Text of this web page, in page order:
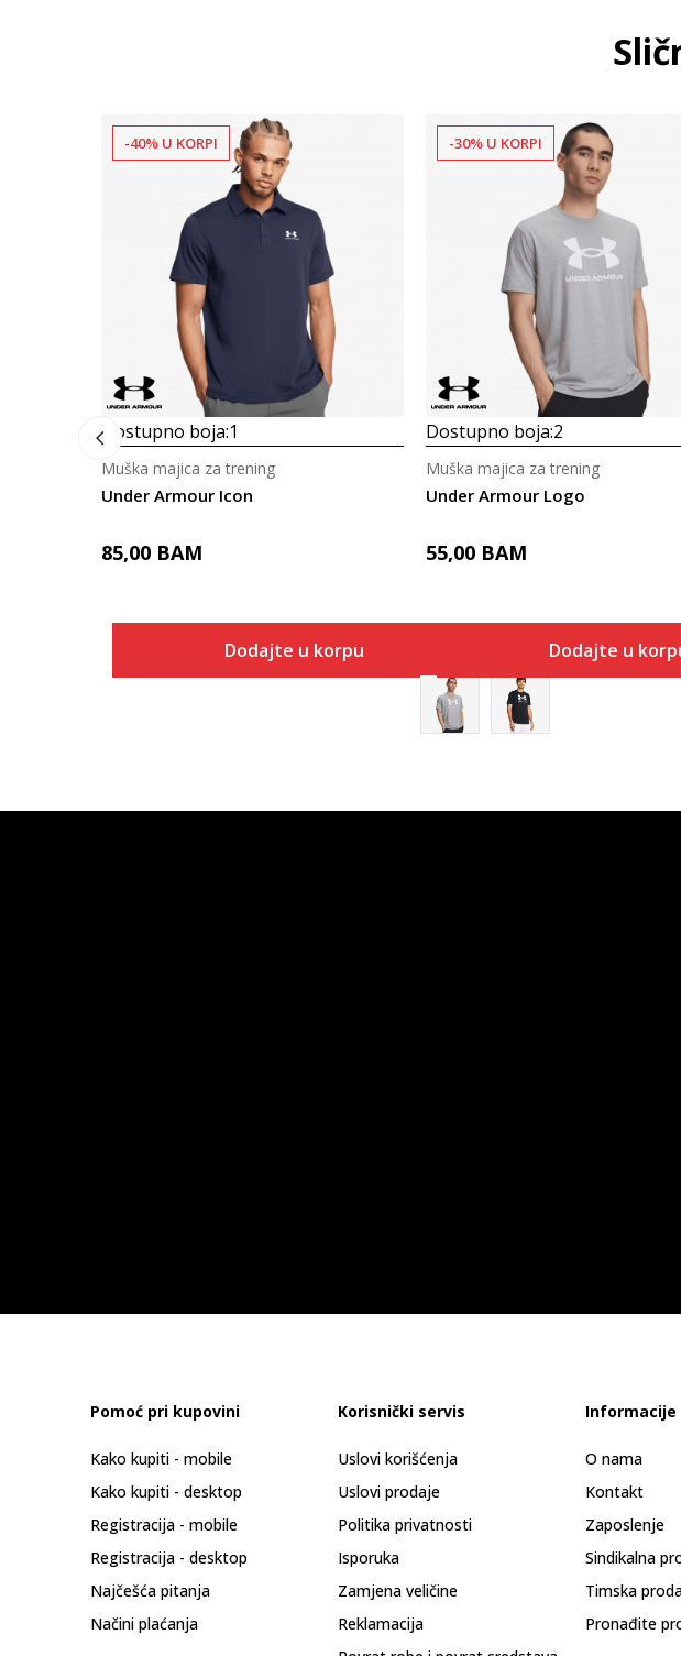
-40% U KORPI
Dostupno boja:1
Under Armour Icon
Muška majica za trening
85,00 BAM
Dodajte u korpu
-30% U KORPI
Dostupno boja:2
Under Armour Logo
Muška majica za trening
55,00 BAM
Dodajte u
Pomoć pri kupovini
Kako kupiti - mobile
Kako kupiti - desktop
Registracija - mobile
Registracija - desktop
Najčešća pitanja
Načini plaćanja
Korisnički servis
Uslovi korišćenja
Uslovi prodaje
Politika privatnosti
Isporuka
Zamjena veličine
Reklamacija
Informacije
O nama
Kontakt
Zaposlenje
Sindikalna
Timska
Pronađite